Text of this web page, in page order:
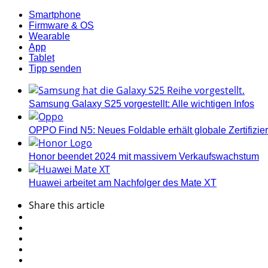
Smartphone
Firmware & OS
Wearable
App
Tablet
Tipp senden
Samsung Galaxy S25 vorgestellt: Alle wichtigen Infos
OPPO Find N5: Neues Foldable erhält globale
Honor beendet 2024 mit massivem Verkaufswachstum
Huawei arbeitet am Nachfolger des Mate XT
Sharethis article